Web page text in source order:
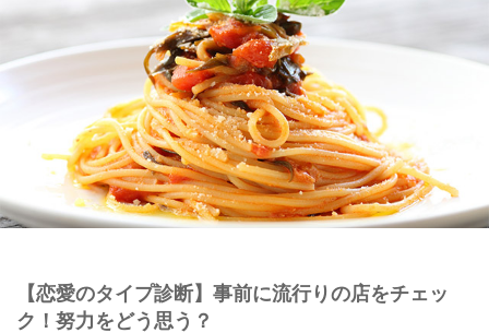
【恋愛のタイプ診断】事前に流行りの店をチェッ
ク！努力をどう思う？